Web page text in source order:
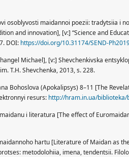
osoblyvosti maidannoi poezii: tradytsiia i
and innovation], [v:] “Science and
DOI: https://doi.org/10.31174/SEND-
Michael], [v:] Shevchenkivska
T.H. Shevchenka, 2013, s. 228.
Bohoslova (Apokalipsys) 8–11 [The
resurs: http://hram.in.ua/
i literatura [The effect of
hartu [Literature of Maidan as
metodolohiia, imena, tendentsii.